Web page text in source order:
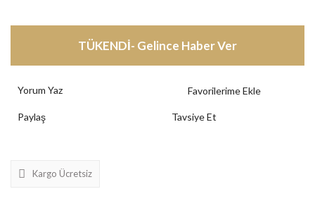
TÜKENDİ- Gelince Haber Ver
Yorum Yaz
Paylaş Tavsiye Et
Kargo Ücretsiz